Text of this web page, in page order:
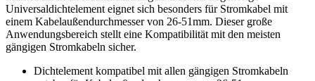
Universaldichtelement eignet sich besonders für Stromkabel mit
einem Kabelaußendurchmesser von 26-51mm. Dieser große
Anwendungsbereich stellt eine Kompatibilität mit den meisten
gängigen Stromkabeln sicher.
Dichtelement kompatibel mit allen gängigen Stromkabeln